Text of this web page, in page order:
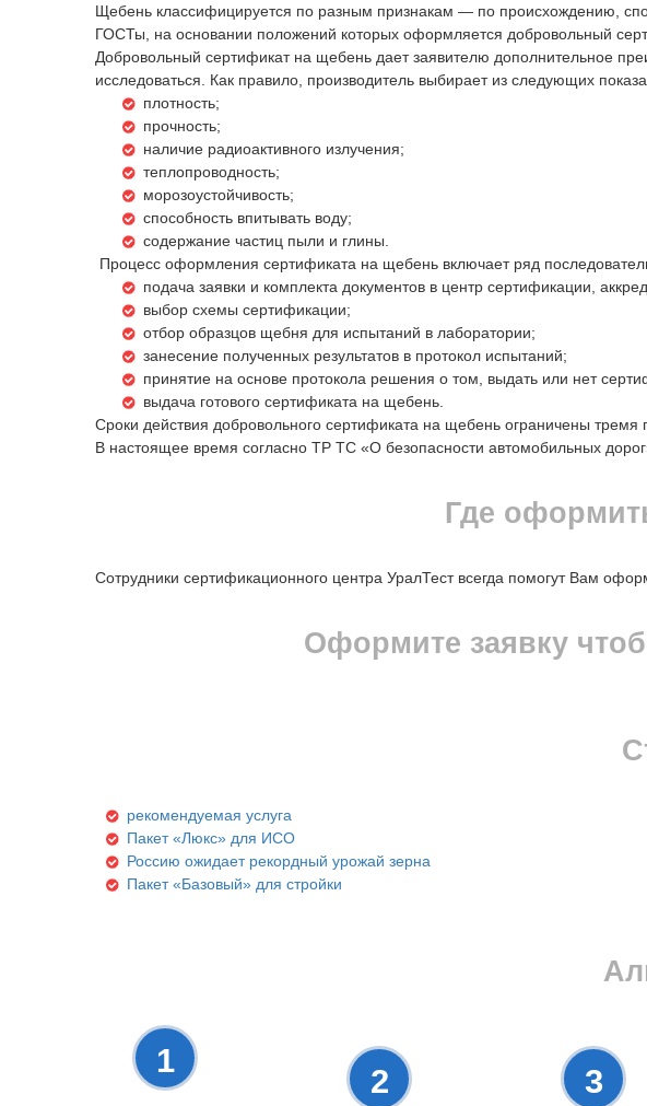
Щебень классифицируется по разным признакам — по происхождению,
ГОСТы, на основании положений которых оформляется добровольный
Добровольный сертификат на щебень дает заявителю дополнительное
исследоваться. Как правило, производитель выбирает из следующих
плотность;
прочность;
наличие радиоактивного излучения;
теплопроводность;
морозоустойчивость;
способность впитывать воду;
содержание частиц пыли и глины.
Процесс оформления сертификата на щебень включает ряд
подача заявки и комплекта документов в центр сертификации,
выбор схемы сертификации;
отбор образцов щебня для испытаний в лаборатории;
занесение полученных результатов в протокол испытаний;
принятие на основе протокола решения о том, выдать или нет
выдача готового сертификата на щебень.
Сроки действия добровольного сертификата на щебень ограничены тремя
В настоящее время согласно ТР ТС «О безопасности автомобильных
Где
Сотрудники сертификационного центра УралТест всегда помогут Вам
Оформите заявку
рекомендуемая услуга
Пакет «Люкс» для ИСО
Россию ожидает рекордный урожай зерна
Пакет «Базовый» для стройки
1
2 3